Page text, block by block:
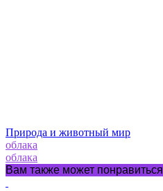
Природа и животный мир
облака
облака
Вам также может понравиться